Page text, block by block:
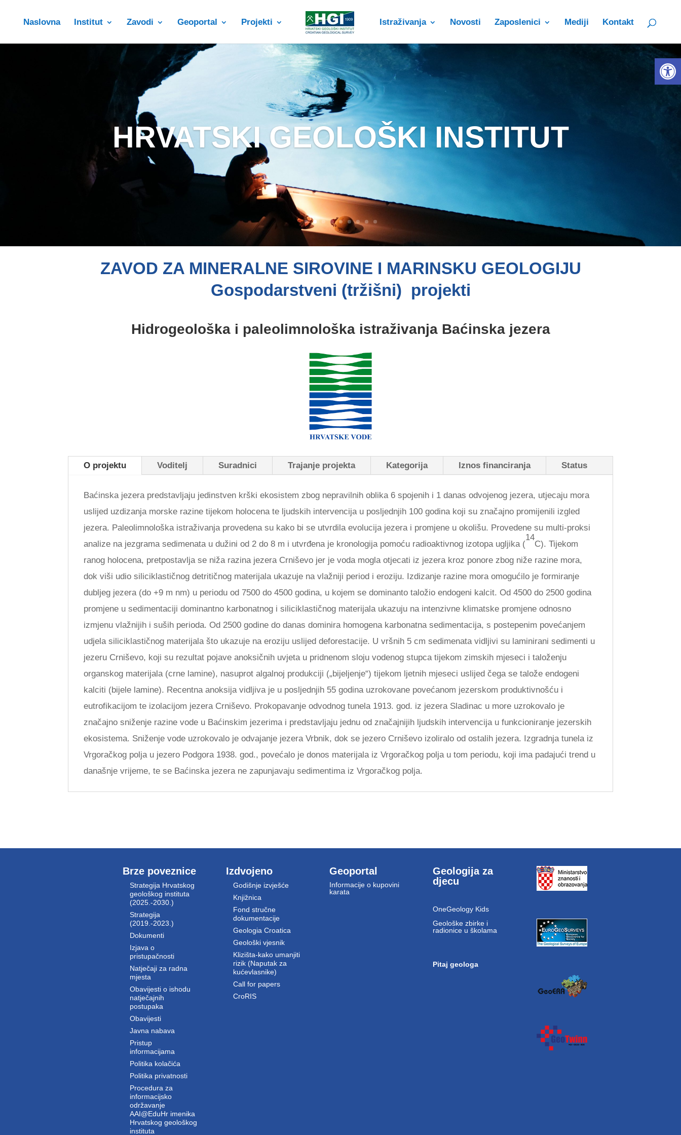
Naslovna Institut Zavodi Geoportal Projekti Istraživanja Novosti Zaposlenici Mediji Kontakt
HRVATSKI GEOLOŠKI INSTITUT
ZAVOD ZA MINERALNE SIROVINE I MARINSKU GEOLOGIJU
Gospodarstveni (tržišni) projekti
Hidrogeološka i paleolimnološka istraživanja Baćinska jezera
O projektu Voditelj Suradnici Trajanje projekta Kategorija Iznos financiranja Status
Baćinska jezera predstavljaju jedinstven krški ekosistem zbog nepravilnih oblika 6 spojenih i 1 danas odvojenog jezera, utjecaju mora
uslijed uzdizanja morske razine tijekom holocena te ljudskih intervencija u posljednjih 100 godina koji su značajno promijenili izgled
jezera. Paleolimnološka istraživanja provedena su kako bi se utvrdila evolucija jezera i promjene u okolišu. Provedene su multi-proksi
analize na jezgrama sedimenata u dužini od 2 do 8 m i utvrđena je kronologija pomoću radioaktivnog izotopa ugljika (
14
C). Tijekom
ranog holocena, pretpostavlja se niža razina jezera Crniševo jer je voda mogla otjecati iz jezera kroz ponore zbog niže razine mora,
dok viši udio siliciklastičnog detritičnog materijala ukazuje na vlažniji period i eroziju. Izdizanje razine mora omogućilo je formiranje
dubljeg jezera (do +9 m nm) u periodu od 7500 do 4500 godina, u kojem se dominanto taložio endogeni kalcit. Od 4500 do 2500 godina
promjene u sedimentaciji dominantno karbonatnog i siliciklastičnog materijala ukazuju na intenzivne klimatske promjene odnosno
izmjenu vlažnijih i suših perioda. Od 2500 godine do danas dominira homogena karbonatna sedimentacija, s postepenim povećanjem
udjela siliciklastičnog materijala što ukazuje na eroziju uslijed deforestacije. U vršnih 5 cm sedimenata vidljivi su laminirani sedimenti u
jezeru Crniševo, koji su rezultat pojave anoksičnih uvjeta u pridnenom sloju vodenog stupca tijekom zimskih mjeseci i taloženju
organskog materijala (crne lamine), nasuprot algalnoj produkciji („bijeljenje“) tijekom ljetnih mjeseci uslijed čega se talože endogeni
kalciti (bijele lamine). Recentna anoksija vidljiva je u posljednjih 55 godina uzrokovane povećanom jezerskom produktivnošću i
eutrofikacijom te izolacijom jezera Crniševo. Prokopavanje odvodnog tunela 1913. god. iz jezera Sladinac u more uzrokovalo je
značajno sniženje razine vode u Baćinskim jezerima i predstavljaju jednu od značajnijih ljudskih intervencija u funkcioniranje jezerskih
ekosistema. Sniženje vode uzrokovalo je odvajanje jezera Vrbnik, dok se jezero Crniševo izoliralo od ostalih jezera. Izgradnja tunela iz
Vrgoračkog polja u jezero Podgora 1938. god., povećalo je donos materijala iz Vrgoračkog polja u tom periodu, koji ima padajući trend u
današnje vrijeme, te se Baćinska jezera ne zapunjavaju sedimentima iz Vrgoračkog polja.
Brze poveznice
Strategija Hrvatskog
geološkog instituta
(2025.-2030.)
Strategija
(2019.-2023.)
Dokumenti
Izjava o
pristupačnosti
Natječaji za radna
mjesta
Obavijesti o ishodu
natječajnih
postupaka
Obavijesti
Javna nabava
Pristup
informacijama
Politika kolačića
Politika privatnosti
Procedura za
informacijsko
održavanje
AAI@EduHr imenika
Hrvatskog geološkog
instituta
Izdvojeno
Godišnje izvješće
Knjižnica
Fond stručne
dokumentacije
Geologia Croatica
Geološki vjesnik
Klizišta-kako umanjiti
rizik (Naputak za
kućevlasnike)
Call for papers
CroRIS
Geoportal
Informacije o kupovini
karata
Geologija za
djecu
OneGeology Kids
Geološke zbirke i
radionice u školama
Pitaj geologa